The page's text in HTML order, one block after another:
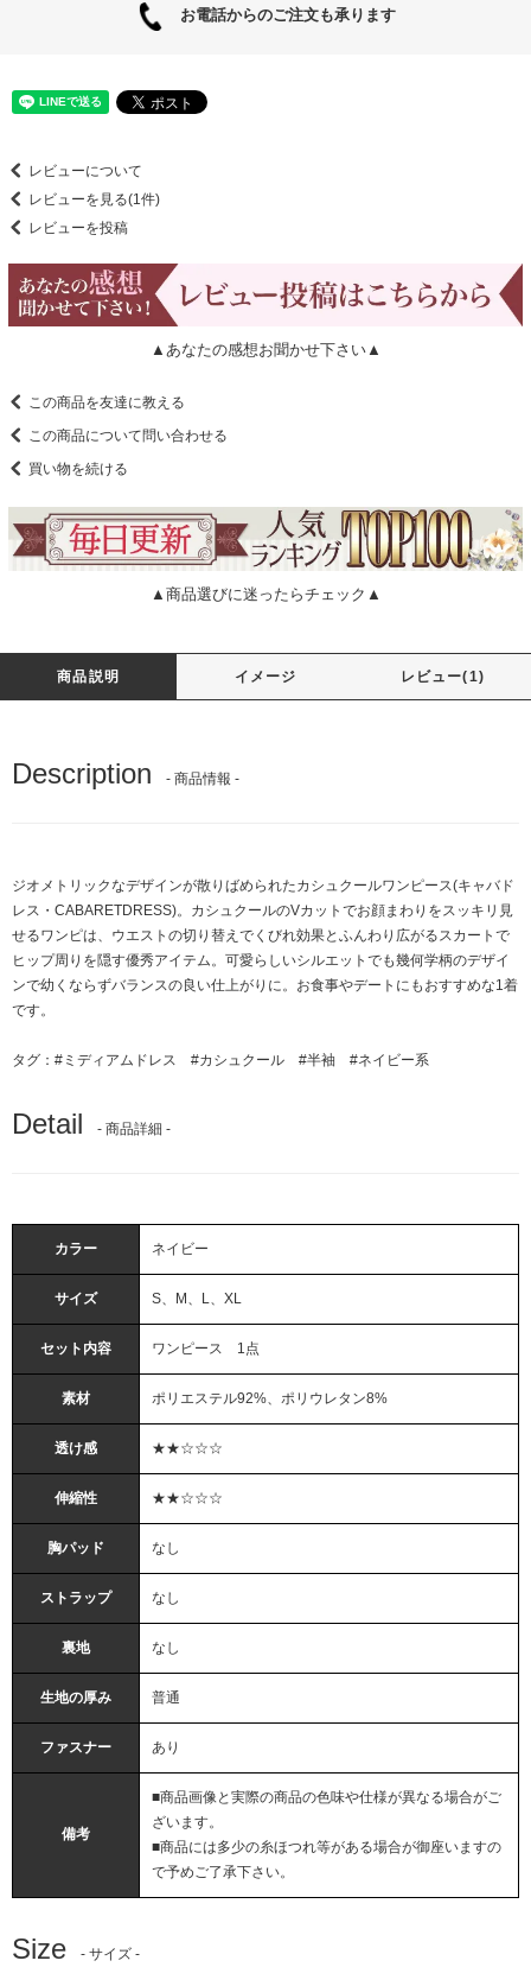
お電話からのご注文も承ります
レビューについて
レビューを見る(1件)
レビューを投稿
▲あなたの感想お聞かせ下さい▲
この商品を友達に教える
この商品について問い合わせる
買い物を続ける
▲商品選びに迷ったらチェック▲
商品説明 イメージ レビュー(1)
Description - 商品情報 -
ジオメトリックなデザインが散りばめられたカシュクールワンピース(キャバド
レス・CABARETDRESS)。カシュクールのVカットでお顔まわりをスッキリ見
せるワンピは、ウエストの切り替えでくびれ効果とふんわり広がるスカートで
ヒップ周りを隠す優秀アイテム。可愛らしいシルエットでも幾何学柄のデザイ
ンで幼くならずバランスの良い仕上がりに。お食事やデートにもおすすめな1着
です。
タグ： #ミディアムドレス #カシュクール #半袖 #ネイビー系
Detail - 商品詳細 -
カラー ネイビー
サイズ S、M、L、XL
セット内容 ワンピース 1点
素材 ポリエステル92%、ポリウレタン8%
透け感 ★★☆☆☆
伸縮性 ★★☆☆☆
胸パッド なし
ストラップ なし
裏地 なし
生地の厚み 普通
ファスナー あり
備考
■商品画像と実際の商品の色味や仕様が異なる場合がご
ざいます。
■商品には多少の糸ほつれ等がある場合が御座いますの
で予めご了承下さい。
Size - サイズ -